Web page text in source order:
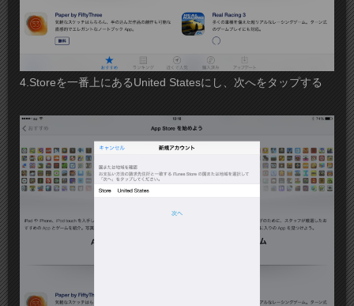
4.Storeを一番上にあるUnited Statesにし、次へをタップする